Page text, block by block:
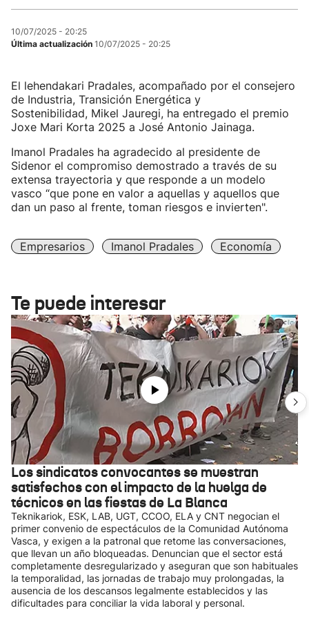
10/07/2025 - 20:25
Última actualización 10/07/2025 - 20:25
El lehendakari Pradales, acompañado por el consejero
de Industria, Transición Energética y
Sostenibilidad, Mikel Jauregi, ha entregado el premio
Joxe Mari Korta 2025 a José Antonio Jainaga.
Imanol Pradales ha agradecido al presidente de
Sidenor el compromiso demostrado a través de su
extensa trayectoria y que responde a un modelo
vasco “que pone en valor a aquellas y aquellos que
dan un paso al frente, toman riesgos e invierten".
Empresarios Imanol Pradales Economía
Te puede interesar
Los sindicatos convocantes se muestran
satisfechos con el impacto de la huelga de
técnicos en las fiestas de La Blanca
Teknikariok, ESK, LAB, UGT, CCOO, ELA y CNT negocian el
primer convenio de espectáculos de la Comunidad Autónoma
Vasca, y exigen a la patronal que retome las conversaciones,
que llevan un año bloqueadas. Denuncian que el sector está
completamente desregularizado y aseguran que son habituales
la temporalidad, las jornadas de trabajo muy prolongadas, la
ausencia de los descansos legalmente establecidos y las
dificultades para conciliar la vida laboral y personal.